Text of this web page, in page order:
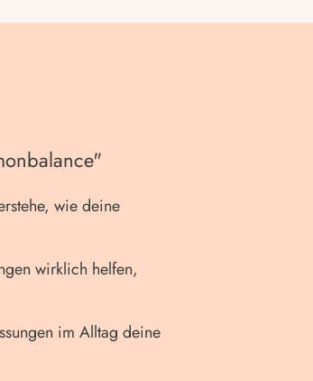
wie deine
wirklich helfen,
im Alltag deine